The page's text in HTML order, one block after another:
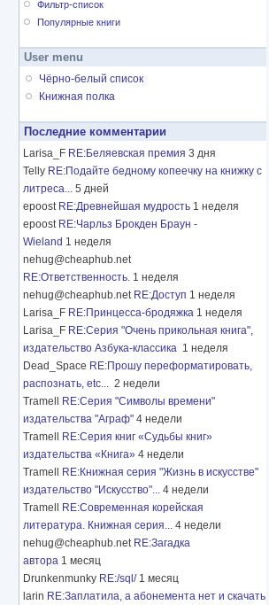
Фильтр-список
Популярные книги
User menu
Чёрно-белый список
Книжная полка
Последние комментарии
Larisa_F RE:Беляевская премия 3 дня
Telly RE:Подайте бедному копеечку на книжку с
литреса... 5 дней
epoost RE:Древнейшая мудрость 1 неделя
epoost RE:Чарльз Брокден Браун -
Wieland 1 неделя
nehug@cheaphub.net
RE:Ответственность. 1 неделя
nehug@cheaphub.net RE:Доступ 1 неделя
Larisa_F RE:Принцесса-бродяжка 1 неделя
Larisa_F RE:Серия "Очень прикольная книга",
издательство Азбука-классика 1 неделя
Dead_Space RE:Прошу переформатировать,
распознать, etc... 2 недели
Tramell
RE:Серия "Символы времени"
издательства "Аграф" 4 недели
Tramell
RE:Серия книг «Судьбы книг»
издательства «Книга» 4 недели
Tramell
RE:Книжная серия "Жизнь в искусстве"
издательство "Искусство"... 4 недели
Tramell
RE:Современная корейская
литература. Книжная серия... 4 недели
nehug@cheaphub.net RE:Загадка
автора 1 месяц
Drunkenmunky RE:/sql/ 1 месяц
larin RE:Заплатила, а абонемента нет и скачать